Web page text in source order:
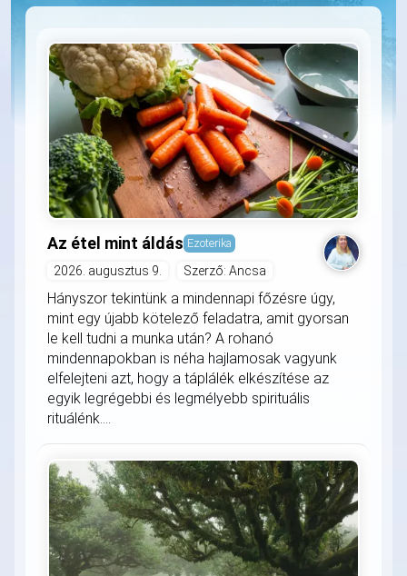
Az étel mint áldás Ezoterika
2026. augusztus 9. Szerző: Ancsa
Hányszor tekintünk a mindennapi főzésre úgy,
mint egy újabb kötelező feladatra, amit gyorsan
le kell tudni a munka után? A rohanó
mindennapokban is néha hajlamosak vagyunk
elfelejteni azt, hogy a táplálék elkészítése az
egyik legrégebbi és legmélyebb spirituális
rituálénk....